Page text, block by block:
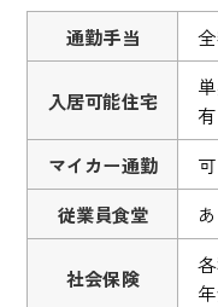
通勤手当
入居可能住宅
マイカー通勤
可
従業員食堂
社会保険